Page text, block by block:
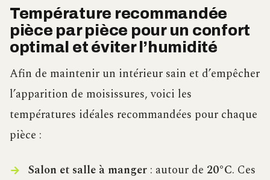
Température recommandée
pièce par pièce pour un confort
optimal et éviter l’humidité
Afin de maintenir un intérieur sain et d’empêcher
l’apparition de moisissures, voici les
températures idéales recommandées pour chaque
pièce :
Salon et salle à manger: autour de 20°C. Ces